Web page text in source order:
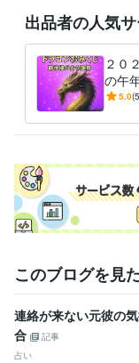
【お電話はご予約とな
DMなどで日時ご相談
【家事都合により時間
♡ご依頼下さいました
私の準備が整いまし
ます。
何卒よろしくお願い致
おかげさまで本年３月
皆様に感謝です(ㅅ´꒳` )
経験職種
営業 / 営業事務・アシ
受賞歴
双子ちゃんを出産した
ラ　シルバーランク
ランク帰って来ました
ココナラシルバーラン
出品者の人気
２０
の午
ＤＲ
運勢
5.0
このブログを見
連絡が来ない元彼の
合
記事
占い